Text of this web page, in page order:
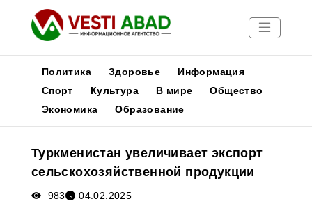
Новости
Медиа
Афиша
Политика Здоровье
Информация
Спорт
Культура В мире
Общество
Экономика
Образование
Туркменистан увеличивает экспорт
сельскохозяйственной продукции
983 04.02.2025